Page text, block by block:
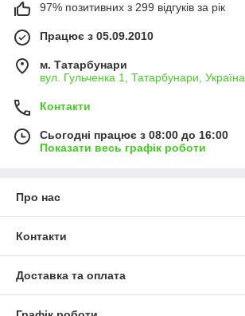
97% позитивних з 299 відгуків за рік
Працює з 05.09.2010
м. Татарбунари
вул. Гульченка 1, Татарбунари, Україна
Контакти
Сьогодні працює з 08:00 до 16:00
Показати весь графік роботи
Про нас
Контакти
Доставка та оплата